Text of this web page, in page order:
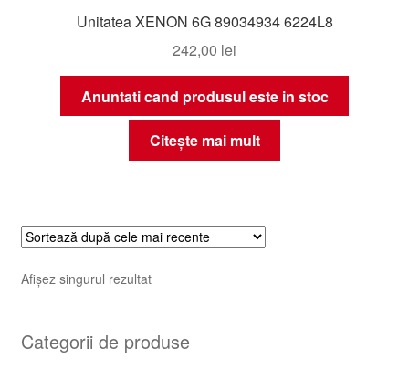
Unitatea XENON 6G 89034934 6224L8
242,00 lei
Anuntati cand produsul este in stoc
Citește mai mult
Afișez singurul rezultat
Categorii de produse